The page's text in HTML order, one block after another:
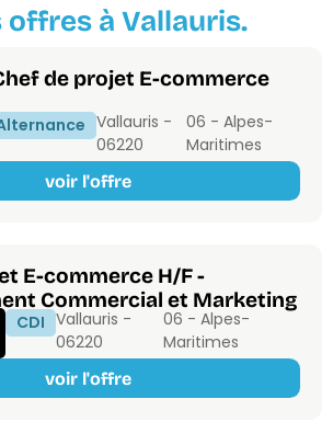
offres à Vallauris.
de projet E-commerce
Vallauris -
06220
06 - Alpes-
Maritimes
voir l'offre
E-commerce H/F -
Commercial et Marketing
CDI Vallauris -
06220
06 - Alpes-
Maritimes
voir l'offre